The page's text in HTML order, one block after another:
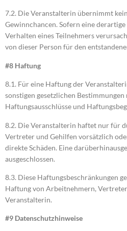
7.2. Die Veranstalterin übernimmt
Gewinnchancen. Sofern eine
Verhalten eines Teilnehmers
von dieser Person für den
#8 Haftung
8.1. Für eine Haftung der
sonstigen gesetzlichen Bestimmungen
Haftungsausschlüsse und
8.2. Die Veranstalterin haftet nur für
Vertreter und Gehilfen vorsätzlich
direkte Schäden. Eine
ausgeschlossen.
8.3. Diese Haftungsbeschränkungen
Haftung von Arbeitnehmern,
Veranstalterin.
#9 Datenschutzhinweise